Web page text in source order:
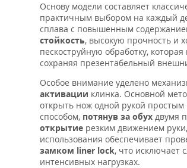
Основу модели составляет
практичным выбором на каждый
сплава с повышенным
стойкость, высокую прочность и
пескоструйную обработку,
сохраняя презентабельный
Особое внимание уделено
активации клинка. Основной
открыть нож одной рукой простым
способом, потянув за обух двумя
открытие резким движением
использования обеспечивает
замком liner lock, что исключает
интенсивных нагрузках.